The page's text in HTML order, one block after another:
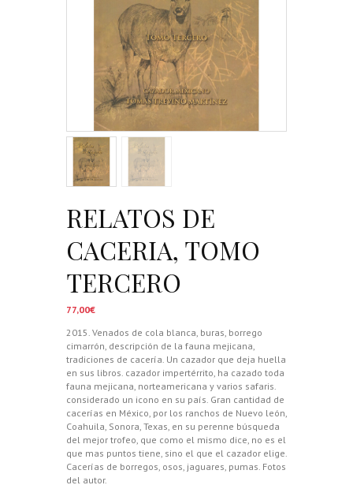
RELATOS DE
CACERIA, TOMO
TERCERO
77,00€
2015. Venados de cola blanca, buras, borrego
cimarrón, descripción de la fauna mejicana,
tradiciones de cacería. Un cazador que deja huella
en sus libros. cazador impertérrito, ha cazado toda
fauna mejicana, norteamericana y varios safaris.
considerado un icono en su país. Gran cantidad de
cacerías en México, por los ranchos de Nuevo león,
Coahuila, Sonora, Texas, en su perenne búsqueda
del mejor trofeo, que como el mismo dice, no es el
que mas puntos tiene, sino el que el cazador elige.
Cacerías de borregos, osos, jaguares, pumas. Fotos
del autor.